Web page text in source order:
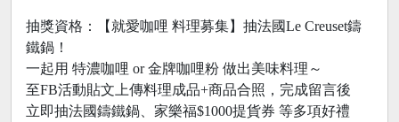
抽獎資格：【就愛咖哩 料理募集】抽法國Le Creuset鑄
鐵鍋！
一起用 特濃咖哩 or 金牌咖哩粉 做出美味料理～
至FB活動貼文上傳料理成品+商品合照，完成留言後
立即抽法國鑄鐵鍋、家樂福$1000提貨券 等多項好禮